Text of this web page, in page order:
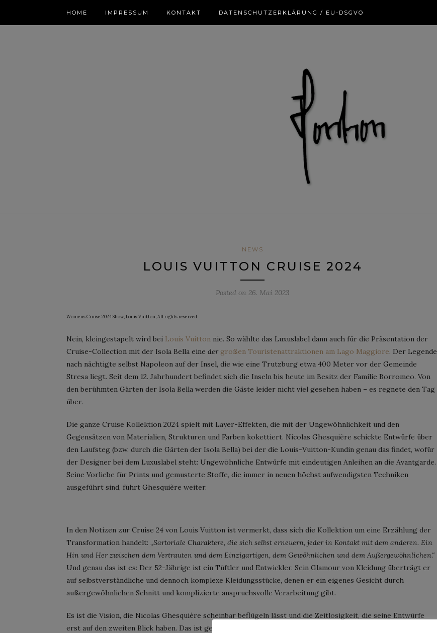
HOME IMPRESSUM KONTAKT DATENSCHUTZERKLÄRUNG / EU-DSGVO
NEWS
LOUIS VUITTON CRUISE 2024
Posted on 26. Mai 2023
Womens Cruise 2024 Show, Louis Vuitton, All rights reserved
Nein, kleingestapelt wird bei Louis Vuitton nie. So wählte das Luxuslabel dann auch für die Präsentation der
Cruise-Collection mit der Isola Bella eine der großen Touristenattraktionen am Lago Maggiore. Der Legende
nach nächtigte selbst Napoleon auf der Insel, die wie eine Trutzburg etwa 400 Meter vor der Gemeinde
Stresa liegt. Seit dem 12. Jahrhundert befindet sich die Inseln bis heute im Besitz der Familie Borromeo. Von
den berühmten Gärten der Isola Bella werden die Gäste leider nicht viel gesehen haben – es regnete den Tag
über.
Die ganze Cruise Kollektion 2024 spielt mit Layer-Effekten, die mit der Ungewöhnlichkeit und den
Gegensätzen von Materialien, Strukturen und Farben kokettiert. Nicolas Ghesquière schickte Entwürfe über
den Laufsteg (bzw. durch die Gärten der Isola Bella) bei der die Louis-Vuitton-Kundin genau das findet, wofür
der Designer bei dem Luxuslabel steht: Ungewöhnliche Entwürfe mit eindeutigen Anleihen an die Avantgarde.
Seine Vorliebe für Prints und gemusterte Stoffe, die immer in neuen höchst aufwendigsten Techniken
ausgeführt sind, führt Ghesquière weiter.
In den Notizen zur Cruise 24 von Louis Vuitton ist vermerkt, dass sich die Kollektion um eine Erzählung der
Transformation handelt: „Sartoriale Charaktere, die sich selbst erneuern, jeder in Kontakt mit dem anderen. Ein
Hin und Her zwischen dem Vertrauten und dem Einzigartigen, dem Gewöhnlichen und dem Außergewöhnlichen.“
Und genau das ist es: Der 52-Jährige ist ein Tüftler und Entwickler. Sein Glamour von Kleidung überträgt er
auf selbstverständliche und dennoch komplexe Kleidungsstücke, denen er ein eigenes Gesicht durch
außergewöhnlichen Schnitt und komplizierte anspruchsvolle Verarbeitung gibt.
Es ist die Vision, die Nicolas Ghesquière scheinbar beflügeln lässt und die Zeitlosigkeit, die seine Entwürfe
erst auf den zweiten Blick haben. Das ist genau die Philosophie, die den Markenkern von Vuitton seit 1854